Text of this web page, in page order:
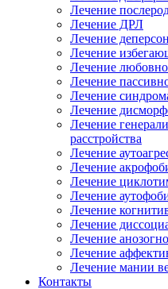
Лечение
Лечение ДРЛ
Лечение
Лечение
Лечение
Лечение
Лечение
Лечение
Лечение
расстройства
Лечение
Лечение
Лечение
Лечение
Лечение
Лечение
Лечение
Лечение
Лечение мании
Контакты